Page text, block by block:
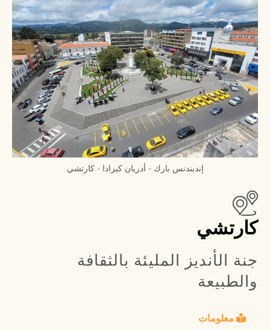
إندبندنس بارك - أدريان كيزادا - كارتشي
كارتشي
جنة الأنديز المليئة بالثقافة
والطبيعة
معلومات